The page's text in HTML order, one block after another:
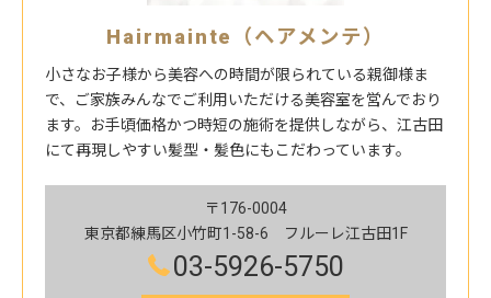
Hairmainte（ヘアメンテ）
小さなお子様から美容への時間が限られている親御様ま
で、ご家族みんなでご利用いただける美容室を営んでおり
ます。お手頃価格かつ時短の施術を提供しながら、江古田
にて再現しやすい髪型・髪色にもこだわっています。
〒176-0004
東京都練馬区小竹町1-58-6 フルーレ江古田1F
03-5926-5750